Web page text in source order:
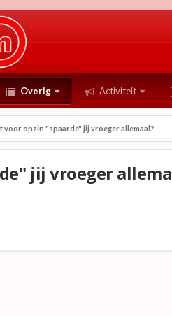
Overig Activiteit
voor onzin "spaarde" jij vroeger allemaal?
jij vroeger